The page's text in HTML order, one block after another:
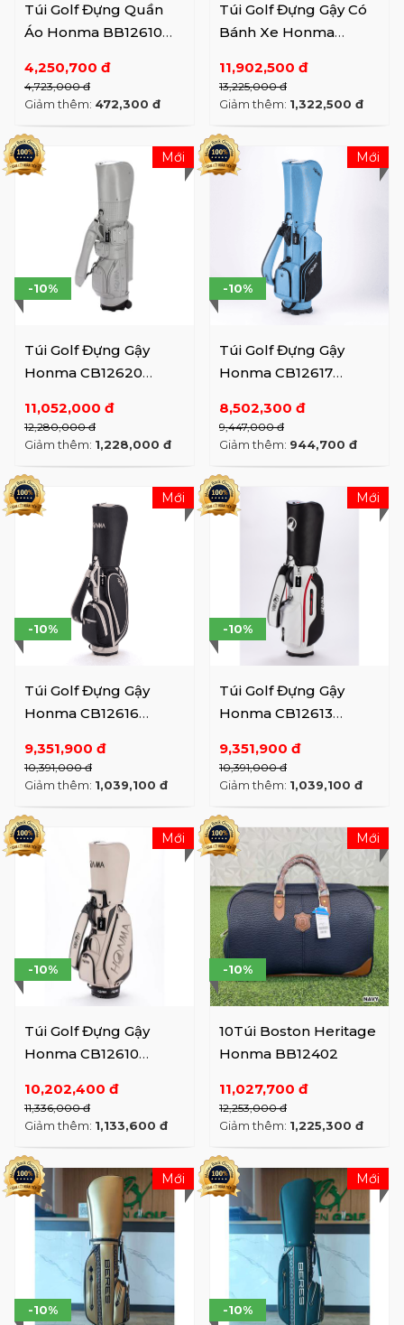
Túi Golf Đựng Quần
Áo Honma BB12610
4,250,700 đ
4,723,000 đ
Giảm thêm: 472,300 đ
Túi Golf Đựng Gậy Có
Bánh Xe Honma
11,902,500 đ
13,225,000 đ
Giảm thêm: 1,322,500 đ
Túi Golf Đựng Gậy
Honma CB12620
11,052,000 đ
12,280,000 đ
-10%
Giảm thêm: 1,228,000 đ
Mới
Túi Golf Đựng Gậy
Honma CB12617
8,502,300 đ
9,447,000 đ
-10%
Giảm thêm: 944,700 đ
Mới
Túi Golf Đựng Gậy
Honma CB12616
9,351,900 đ
10,391,000 đ
-10%
Giảm thêm: 1,039,100 đ
Mới
Túi Golf Đựng Gậy
Honma CB12613
9,351,900 đ
10,391,000 đ
-10%
Giảm thêm: 1,039,100 đ
Mới
Túi Golf Đựng Gậy
Honma CB12610
10,202,400 đ
11,336,000 đ
-10%
Giảm thêm: 1,133,600 đ
Mới
10Túi Boston Heritage
Honma BB12402
11,027,700 đ
12,253,000 đ
-10%
Giảm thêm: 1,225,300 đ
Mới
-10%
Mới
-10%
Mới